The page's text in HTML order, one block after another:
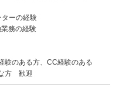
ターの経験
務の経験
験のある方、CC経験のある
方 歓迎